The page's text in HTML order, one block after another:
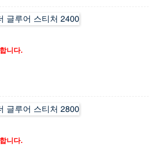
정 장치를 사용하여 정확하게 접착합니다. 이
과 두 개의 상부 전자식 접착 시스템을 갖추고
이고 다른 하나는 냉접착 접착제 도포용이며
니다.
어 시스템을 탑재하여 안정적인 작동과 높은
계는 부드러운 움직임을 제공하여 불필요한 진
하며, 상자 크기만 입력하면 빠르게 설정할
습니다. 이탈리아 브랜드 심카(Simca)에서 제
의 스티칭 속도를 구현하여 효율적인 생산을
을 충족하고 포장 품질과 효율성을 향상시킵
니다.
어 시스템을 탑재하여 안정적인 작동과 높은